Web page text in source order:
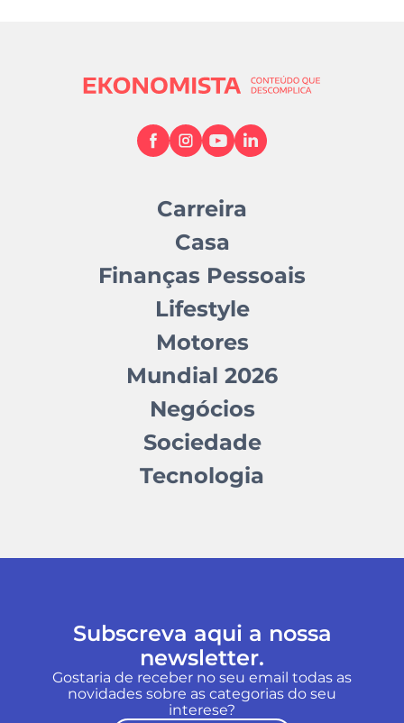
Carreira
Casa
Finanças Pessoais
Lifestyle
Motores
Mundial 2026
Negócios
Sociedade
Tecnologia
Subscreva aqui a nossa
newsletter.
Gostaria de receber no seu email todas as
novidades sobre as categorias do seu
interese?